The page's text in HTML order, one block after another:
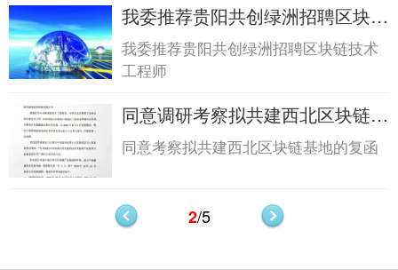
我委推荐贵阳共创绿洲招聘区块链
技术工程师我委推荐贵阳共创绿洲
招聘区块链技术工程师
我委推荐贵阳共创绿洲招聘区块链技术
工程师
同意调研考察拟共建西北区块链基
地的复函同意调研考察拟共建西北
区块链基地的复函
同意考察拟共建西北区块链基地的复函
2/5